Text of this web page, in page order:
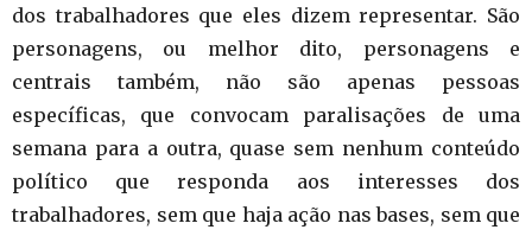
dos trabalhadores que eles dizem representar. São
personagens, ou melhor dito, personagens e
centrais também, não são apenas pessoas
específicas, que convocam paralisações de uma
semana para a outra, quase sem nenhum conteúdo
político que responda aos interesses dos
trabalhadores, sem que haja ação nas bases, sem que